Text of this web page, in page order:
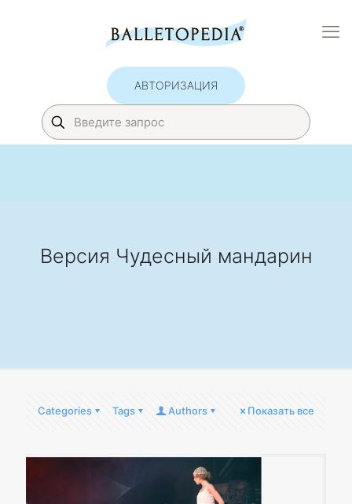
АВТОРИЗАЦИЯ
Версия Чудесный мандарин
Categories Tags Authors Показать все